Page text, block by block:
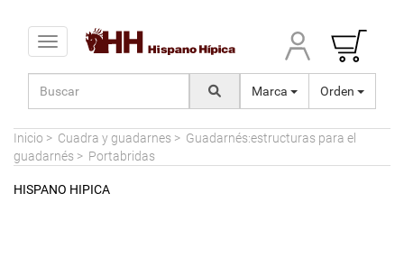
Toggle navigation
Marca Orden
Inicio > Cuadra y guadarnes > Guadarnés:estructuras para el
guadarnés > Portabridas
HISPANO HIPICA